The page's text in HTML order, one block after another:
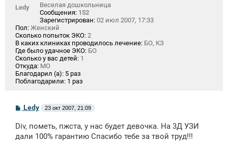
Ledy
Веселая дошкольница
Сообщения: 152
Зарегистрирован: 02 июл 2007, 17:33
Пол: Женский
Сколько попыток ЭКО: 2
В каких клиниках проводилось лечение: БО, КЗ
Где было удачное ЭКО: БО
Сколько у вас детей: 1
Откуда: МО
Благодарил (а): 5 раз
Поблагодарили: 1 раз
С
о
б
щ
Ledy 23 окт 2007, 21:09
Div, пометь, пжста, у нас будет девочка. На 3Д УЗИ
дали 100% гарантию Спасибо тебе за твой труд!!!